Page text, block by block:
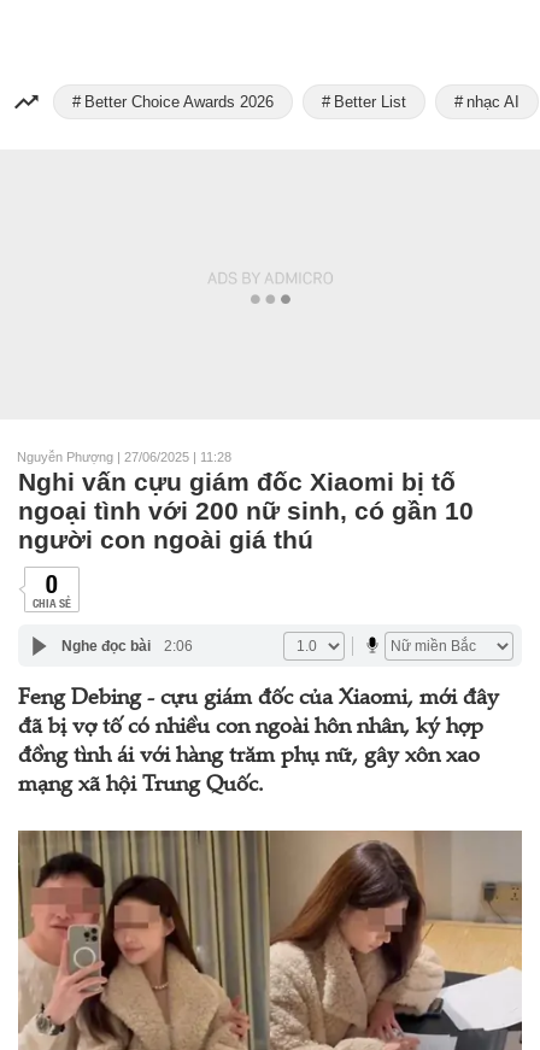
Better Choice Awards 2026 Better List nhạc AI
Nguyễn Phượng | 27/06/2025 | 11:28
Nghi vấn cựu giám đốc Xiaomi bị tố
ngoại tình với 200 nữ sinh, có gần 10
người con ngoài giá thú
0
CHIA SẺ
Nghe đọc bài 2:06
Feng Debing - cựu giám đốc của Xiaomi, mới đây
đã bị vợ tố có nhiều con ngoài hôn nhân, ký hợp
đồng tình ái với hàng trăm phụ nữ, gây xôn xao
mạng xã hội Trung Quốc.